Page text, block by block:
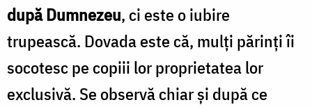
după Dumnezeu, ci este o iubire
trupească. Dovada este că, mulţi părinţi îi
socotesc pe copiii lor proprietatea lor
exclusivă. Se observă chiar şi după ce